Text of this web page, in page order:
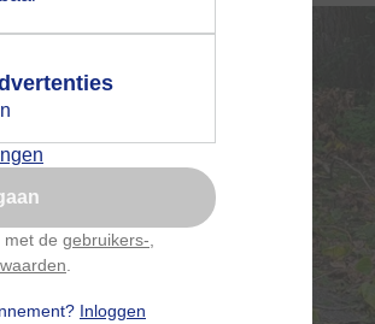
met de gebruikers-
Inloggen
akkoord op hebt
zo een pop-up uit
toestemming
wordt.
de popup
later
elke dag deze pop-up
te passen